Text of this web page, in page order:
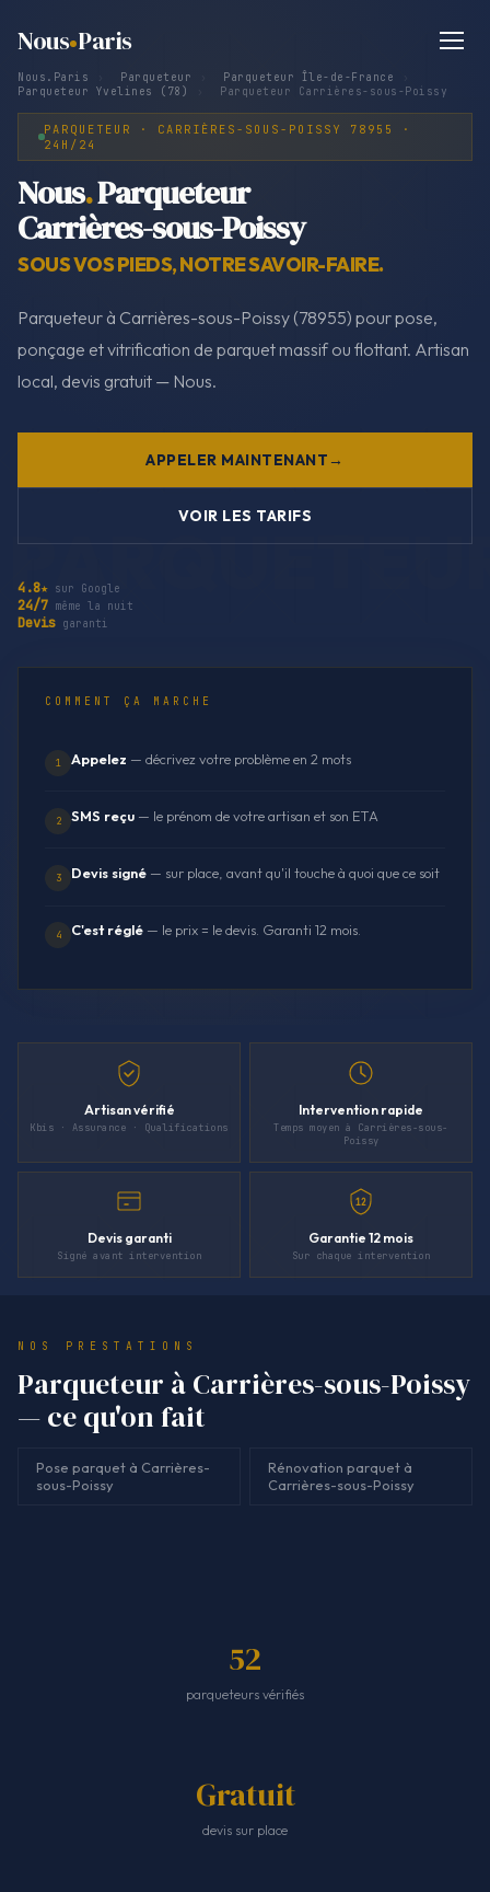
Nous Paris
Nous.Paris Parqueteur Parqueteur Île-de-France
Parqueteur Yvelines (78)
Parqueteur Carrières-sous-Poissy
PARQUETEUR · CARRIÈRES-SOUS-POISSY 78955 ·
24H/24
Nous.Parqueteur
Carrières-sous-Poissy
SOUS VOS PIEDS, NOTRE SAVOIR-FAIRE.
Parqueteur à Carrières-sous-Poissy (78955) pour pose,
ponçage et vitrification de parquet massif ou flottant. Artisan
local, devis gratuit — Nous.
APPELER MAINTENANT
VOIR LES TARIFS
4.8★ sur Google
24/7 même la nuit
Devis garanti
COMMENT ÇA MARCHE
1 Appelez — décrivez votre problème en 2 mots
2 SMS reçu — le prénom de votre artisan et son ETA
3 Devis signé — sur place, avant qu'il touche à quoi que ce soit
4 C'est réglé — le prix = le devis. Garanti 12 mois.
Artisan vérifié
Kbis · Assurance · Qualifications
Intervention rapide
Temps moyen à Carrières-sous-
Poissy
Devis garanti
Signé avant intervention
12
Garantie 12 mois
Sur chaque intervention
NOS PRESTATIONS
Parqueteur à Carrières-sous-Poissy
— ce qu'on fait
Pose parquet à Carrières-
sous-Poissy
Rénovation parquet à
Carrières-sous-Poissy
52
parqueteurs vérifiés
Gratuit
devis sur place